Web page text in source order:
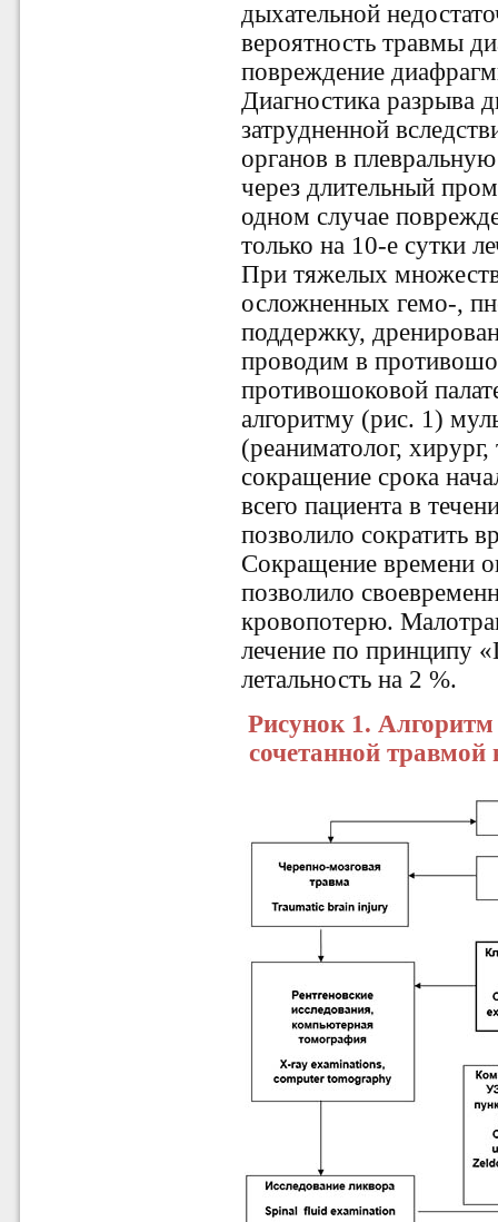
дыхательной
вероятность травмы
повреждение
Диагностика разрыва
затрудненной
органов в
через длительный
одном случае
только на 10-е сутки
При тяжелых
осложненных гемо-,
поддержку,
проводим в
противошоковой
алгоритму (рис. 1)
(реаниматолог,
сокращение срока
всего пациента в
позволило сократить
Сокращение времени
позволило
кровопотерю.
лечение по принципу
летальность на 2 %.
Рисунок 1.
сочетанной